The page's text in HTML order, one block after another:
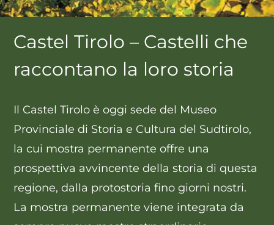
Castel Tirolo – Castelli che
raccontano la loro storia
Il Castel Tirolo è oggi sede del Museo
Provinciale di Storia e Cultura del Sudtirolo,
la cui mostra permanente offre una
prospettiva avvincente della storia di questa
regione, dalla protostoria fino giorni nostri.
La mostra permanente viene integrata da